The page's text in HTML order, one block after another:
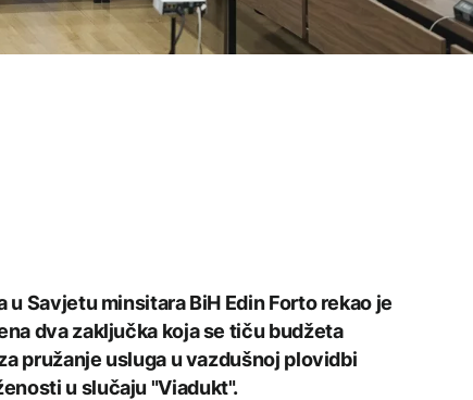
Savjetu minsitara BiH Edin Forto rekao je
dva zaključka koja se tiču budžeta
pružanje usluga u vazdušnoj plovidbi
u slučaju "Viadukt".